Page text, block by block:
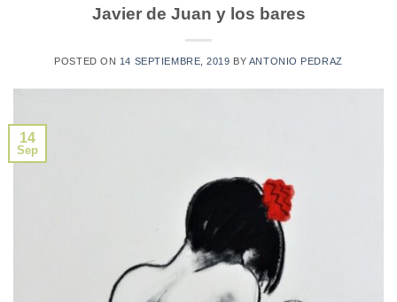
Javier de Juan y los bares
POSTED ON 14 SEPTIEMBRE, 2019 BY ANTONIO PEDRAZ
14
Sep